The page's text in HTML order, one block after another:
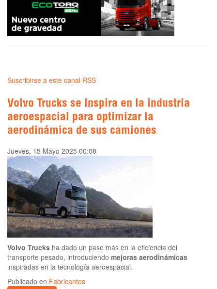
Suscribirse a este canal RSS
Volvo Trucks se inspira en la industria
aeroespacial para optimizar la
aerodinámica de sus camiones
Jueves, 15 Mayo 2025 00:08
Volvo Trucks ha dado un paso más en la eficiencia del
transporte pesado, introduciendo mejoras aerodinámicas
inspiradas en la tecnología aeroespacial.
Publicado en Fabricantes